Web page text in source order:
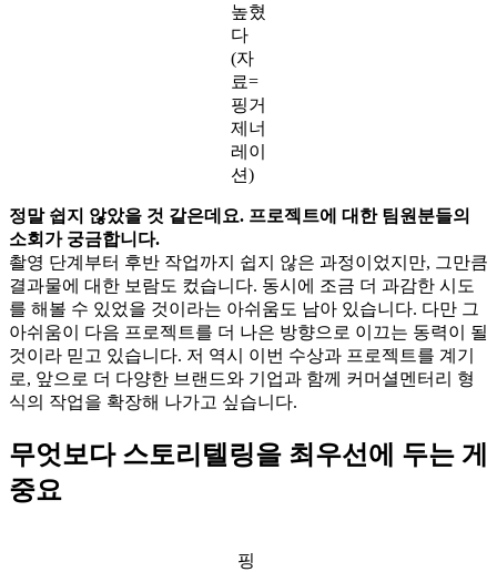
높혔
다
(자
료=
핑거
제너
레이
션)
정말 쉽지 않았을 것 같은데요. 프로젝트에 대한 팀원분들의
소회가 궁금합니다.
촬영 단계부터 후반 작업까지 쉽지 않은 과정이었지만, 그만큼
결과물에 대한 보람도 컸습니다. 동시에 조금 더 과감한 시도
를 해볼 수 있었을 것이라는 아쉬움도 남아 있습니다. 다만 그
아쉬움이 다음 프로젝트를 더 나은 방향으로 이끄는 동력이 될
것이라 믿고 있습니다. 저 역시 이번 수상과 프로젝트를 계기
로, 앞으로 더 다양한 브랜드와 기업과 함께 커머셜멘터리 형
식의 작업을 확장해 나가고 싶습니다.
무엇보다 스토리텔링을 최우선에 두는 게
중요
핑